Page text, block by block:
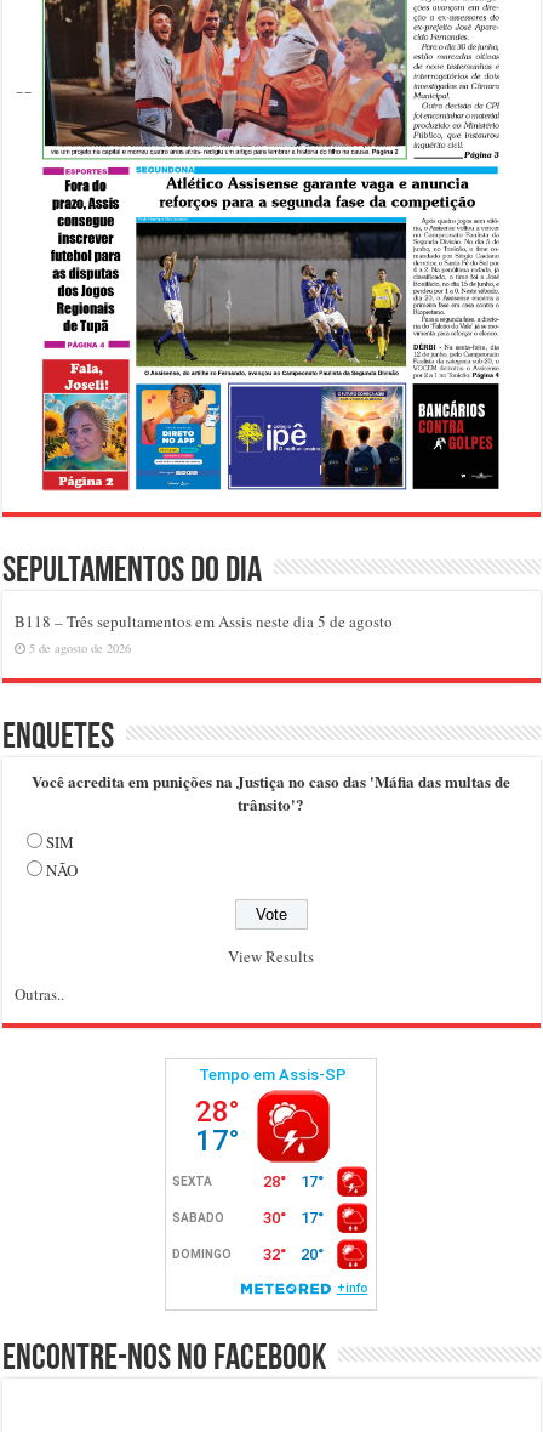
Sepultamentos do dia
B118 – Três sepultamentos em Assis neste dia 5 de agosto
5 de agosto de 2026
Enquetes
Você acredita em punições na Justiça no caso das 'Máfia das multas de
trânsito'?
SIM
NÃO
View Results
Outras..
Encontre-nos no Facebook